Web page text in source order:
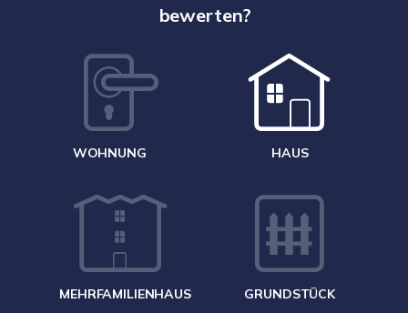
bewerten?
WOHNUNG HAUS
MEHRFAMILIENHAUS GRUNDSTÜCK